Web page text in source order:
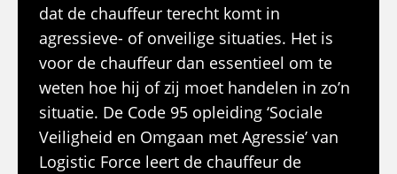
dat de chauffeur terecht komt in
agressieve- of onveilige situaties. Het is
voor de chauffeur dan essentieel om te
weten hoe hij of zij moet handelen in zo’n
situatie. De Code 95 opleiding ‘Sociale
Veiligheid en Omgaan met Agressie’ van
Logistic Force leert de chauffeur de